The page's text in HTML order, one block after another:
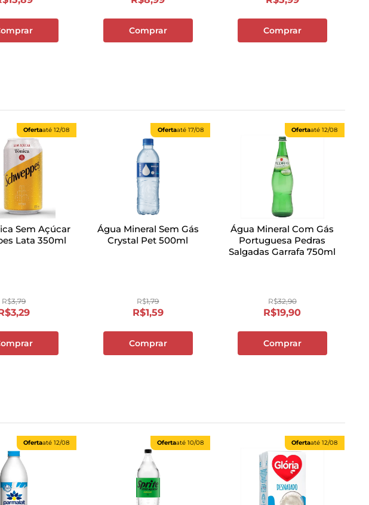
Comprar Comprar
Ofertaaté12/08
Sem Açúcar
Lata 350ml
R$3,79
3,29
Ofertaaté 17/08
Água Mineral Sem Gás
Crystal Pet 500ml
R$1,79
R$1,59
Comprar
Ofertaaté12/08
Água Mineral Com Gás
Portuguesa Pedras
Salgadas Garrafa 750ml
R$32,90
R$19,90
Comprar
Ofertaaté12/08 Ofertaaté10/08 Ofertaaté12/08